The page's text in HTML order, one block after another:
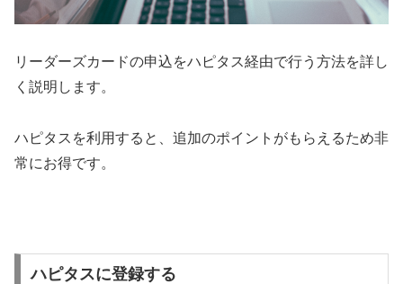
リーダーズカードの申込をハピタス経由で行う方法を詳し
く説明します。
ハピタスを利用すると、追加のポイントがもらえるため非
常にお得です。
ハピタスに登録する